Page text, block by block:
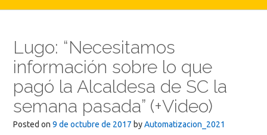
Lugo: “Necesitamos
información sobre lo que
pagó la Alcaldesa de SC la
semana pasada” (+Video)
Posted on 9 de octubre de 2017 byAutomatizacion_2021